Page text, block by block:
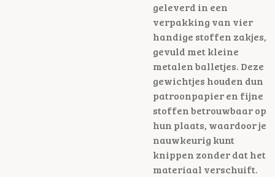
geleverd in een
verpakking van vier
handige stoffen zakjes,
gevuld met kleine
metalen balletjes. Deze
gewichtjes houden dun
patroonpapier en fijne
stoffen betrouwbaar op
hun plaats, waardoor je
nauwkeurig kunt
knippen zonder dat het
materiaal verschuift.